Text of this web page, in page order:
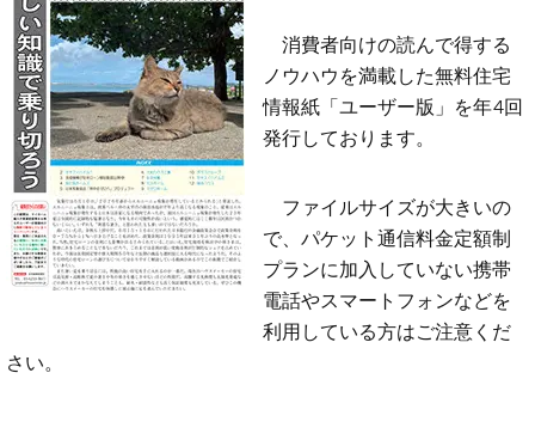
消費者向けの読んで得する
ノウハウを満載した無料住宅
情報紙「ユーザー版」を年4回
発行しております。
ファイルサイズが大きいの
で、パケット通信料金定額制
プランに加入していない携帯
電話やスマートフォンなどを
利用している方はご注意くだ
さい。